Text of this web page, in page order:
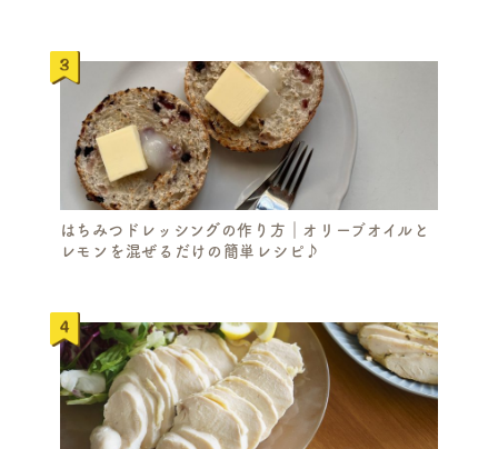
はちみつドレッシングの作り方｜オリーブオイルと
レモンを混ぜるだけの簡単レシピ♪